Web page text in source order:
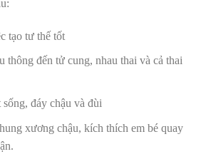
tạo tư thế tốt
thông đến tử cung, nhau thai và cả thai
đáy chậu và đùi
xương chậu, kích thích em bé quay